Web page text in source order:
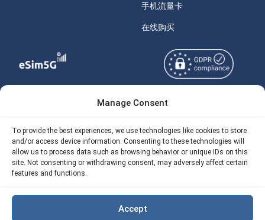
Manage Consent
To provide the best experiences, we use technologies like cookies to store
and/or access device information. Consenting to these technologies will
allow us to process data such as browsing behavior or unique IDs on this
site. Not consenting or withdrawing consent, may adversely affect certain
features and functions.
Accept
手机流量卡
在线购买
Your Tickets
免费eSIM流量计算器
我们的 API
eSIM5G 退款政策
Copyright © 2026
使用条款
隐私政策
Site Map